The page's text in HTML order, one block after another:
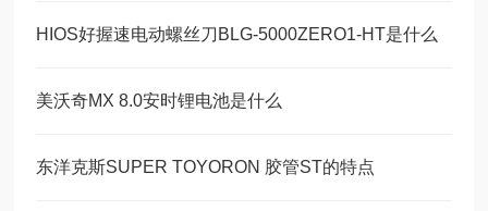
HIOS好握速电动螺丝刀BLG-5000ZERO1-HT是什么
美沃奇MX 8.0安时锂电池是什么
东洋克斯SUPER TOYORON 胶管ST的特点